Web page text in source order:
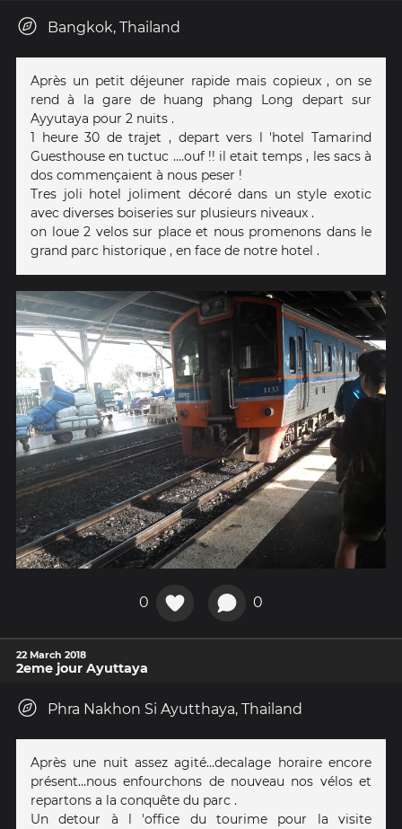
Bangkok, Thailand
Après un petit déjeuner rapide mais copieux , on se
rend à la gare de huang phang Long depart sur
Ayyutaya pour 2 nuits .
1 heure 30 de trajet , depart vers l 'hotel Tamarind
Guesthouse en tuctuc ....ouf !! il etait temps , les sacs à
dos commençaient à nous peser !
Tres joli hotel joliment décoré dans un style exotic
avec diverses boiseries sur plusieurs niveaux .
on loue 2 velos sur place et nous promenons dans le
grand parc historique , en face de notre hotel .
0 0
22 March 2018
2eme jour Ayuttaya
Phra Nakhon Si Ayutthaya, Thailand
Après une nuit assez agité...decalage horaire encore
présent...nous enfourchons de nouveau nos vélos et
repartons a la conquête du parc .
Un detour à l 'office du tourime pour la visite